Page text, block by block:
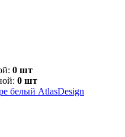
0 шт
0 шт
белый AtlasDesign